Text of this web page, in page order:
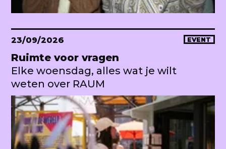
23/09/2026 EVENT
Ruimte voor vragen
Elke woensdag, alles wat je wilt
weten over RAUM